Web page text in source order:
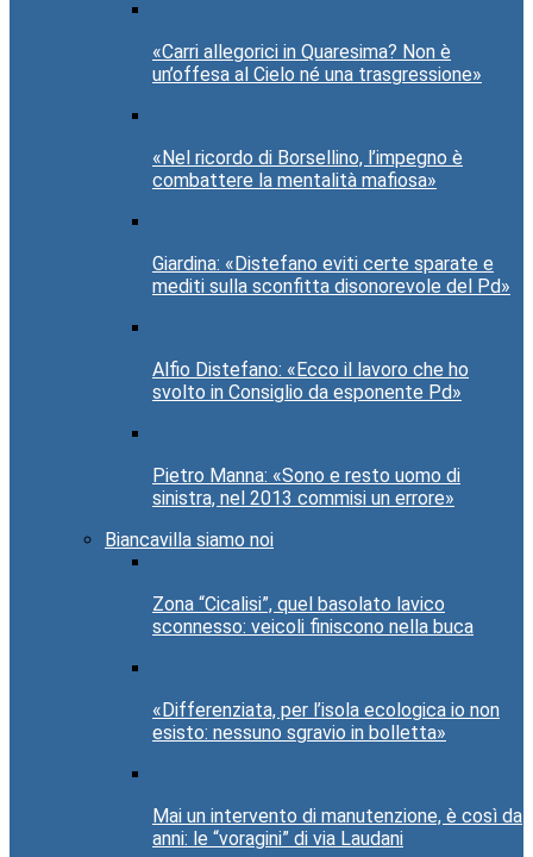
«Carri allegorici in Quaresima? Non è
un’offesa al Cielo né una trasgressione»
«Nel ricordo di Borsellino, l’impegno è
combattere la mentalità mafiosa»
Giardina: «Distefano eviti certe sparate e
mediti sulla sconfitta disonorevole del Pd»
Alfio Distefano: «Ecco il lavoro che ho
svolto in Consiglio da esponente Pd»
Pietro Manna: «Sono e resto uomo di
sinistra, nel 2013 commisi un errore»
Biancavilla siamo noi
Zona “Cicalisi”, quel basolato lavico
sconnesso: veicoli finiscono nella buca
«Differenziata, per l’isola ecologica io non
esisto: nessuno sgravio in bolletta»
Mai un intervento di manutenzione, è così da
anni: le “voragini” di via Laudani